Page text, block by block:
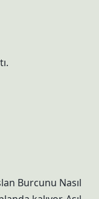
Burcunu Nasıl